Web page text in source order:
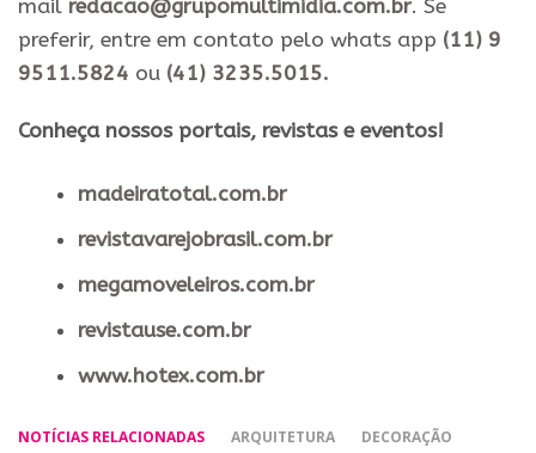
mail redacao@grupomultimidia.com.br. Se
preferir, entre em contato pelo whats app (11) 9
9511.5824 ou (41) 3235.5015.
​Conheça nossos ​portais, revistas e eventos​!
madeiratotal.com.br
revistavarejobrasil.com.br
megamoveleiros.com.br
revistause.com.br
www.hotex.com.br
NOTÍCIAS RELACIONADAS ARQUITETURA
DECORAÇÃO